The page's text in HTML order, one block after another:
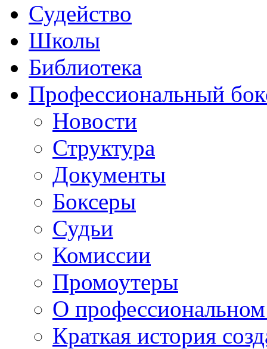
Судейство
Школы
Библиотека
Профессиональный
Новости
Структура
Документы
Боксеры
Судьи
Комиссии
Промоутеры
О профессиональном
Краткая история